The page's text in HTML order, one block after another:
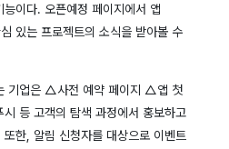
이다. 오픈예정 페이지에서 앱
있는 프로젝트의 소식을 받아볼 수
기업은 △사전 예약 페이지 △앱 첫
등 고객의 탐색 과정에서 홍보하고
한, 알림 신청자를 대상으로 이벤트